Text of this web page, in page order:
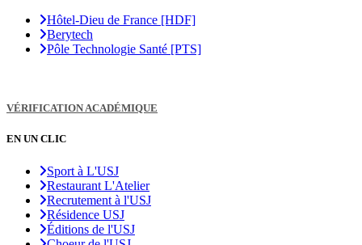
Hôtel-Dieu de France [HDF]
Berytech
Pôle Technologie Santé [PTS]
VÉRIFICATION ACADÉMIQUE
EN UN CLIC
Sport à L'USJ
Restaurant L'Atelier
Recrutement à l'USJ
Résidence USJ
Éditions de l'USJ